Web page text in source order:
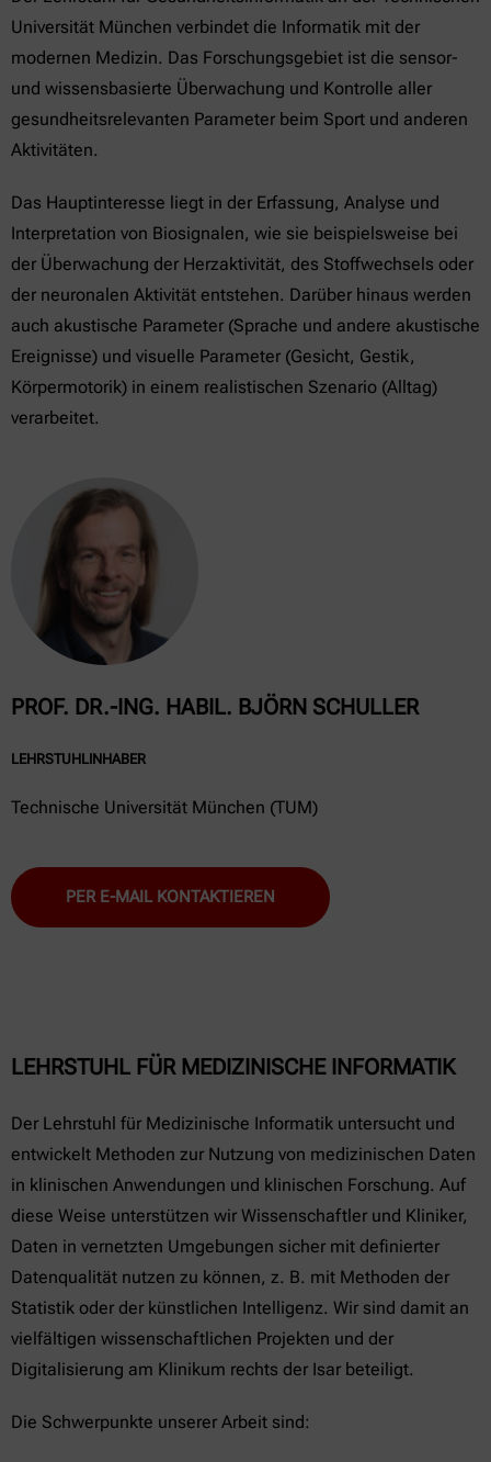
PROF. DR.-ING. HABIL. BJÖRN SCHULLER
LEHRSTUHLINHABER
Technische Universität München (TUM)
PER E-MAIL KONTAKTIEREN
Universität München verbindet die Informatik mit der
modernen Medizin. Das Forschungsgebiet ist die sensor-
und wissensbasierte Überwachung und Kontrolle aller
gesundheitsrelevanten Parameter beim Sport und anderen
Aktivitäten.
Das Hauptinteresse liegt in der Erfassung, Analyse und
Interpretation von Biosignalen, wie sie beispielsweise bei
der Überwachung der Herzaktivität, des Stoffwechsels oder
der neuronalen Aktivität entstehen. Darüber hinaus werden
auch akustische Parameter (Sprache und andere akustische
Ereignisse) und visuelle Parameter (Gesicht, Gestik,
Körpermotorik) in einem realistischen Szenario (Alltag)
verarbeitet.
LEHRSTUHL FÜR MEDIZINISCHE INFORMATIK
Der Lehrstuhl für Medizinische Informatik untersucht und
entwickelt Methoden zur Nutzung von medizinischen Daten
in klinischen Anwendungen und klinischen Forschung. Auf
diese Weise unterstützen wir Wissenschaftler und Kliniker,
Daten in vernetzten Umgebungen sicher mit definierter
Datenqualität nutzen zu können, z. B. mit Methoden der
Statistik oder der künstlichen Intelligenz. Wir sind damit an
vielfältigen wissenschaftlichen Projekten und der
Digitalisierung am Klinikum rechts der Isar beteiligt.
Die Schwerpunkte unserer Arbeit sind: